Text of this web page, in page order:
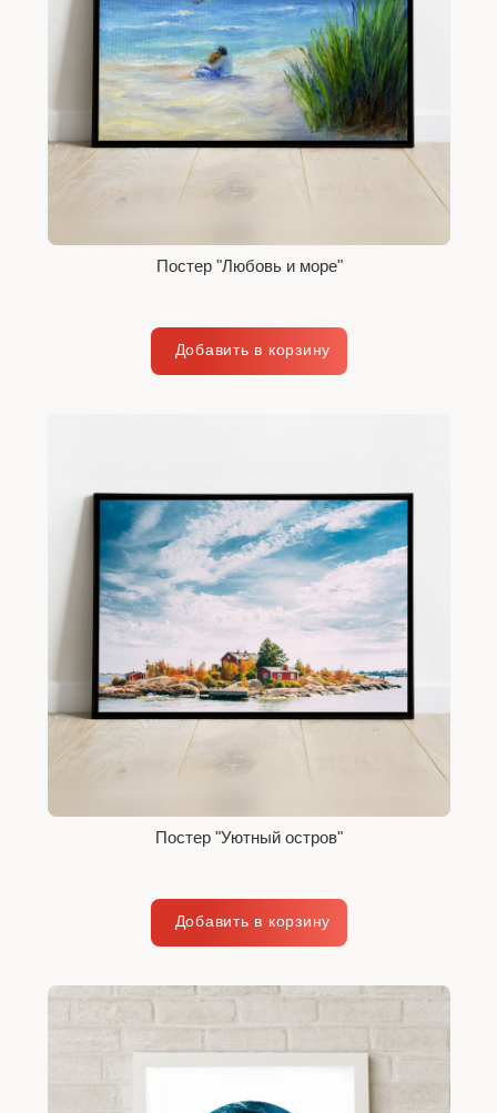
Постер "Любовь и море"
Постер "Уютный остров"